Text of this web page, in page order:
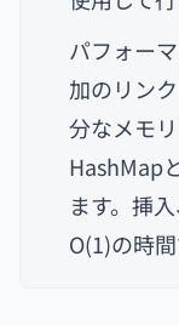
パフォー
加のリン
分なメモ
HashMap
ます。挿
O(1)の時